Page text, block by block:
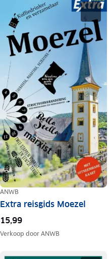
ANWB
Extra reisgids Moezel
15,99
Verkoop doorANWB